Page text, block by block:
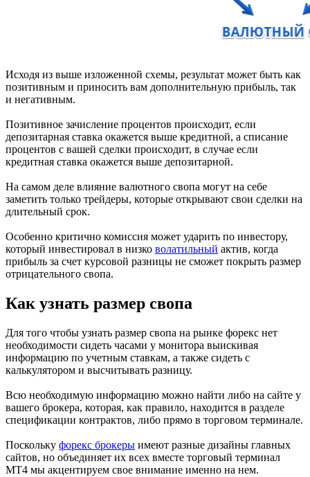
Исходя из выше изложенной схемы, результат может быть как
позитивным и приносить вам дополнительную прибыль, так
и негативным.
Позитивное зачисление процентов происходит, если
депозитарная ставка окажется выше кредитной, а списание
процентов с вашей сделки происходит, в случае если
кредитная ставка окажется выше депозитарной.
На самом деле влияние валютного свопа могут на себе
заметить только трейдеры, которые открывают свои сделки на
длительный срок.
Особенно критично комиссия может ударить по инвестору,
который инвестировал в низко волатильный актив, когда
прибыль за счет курсовой разницы не сможет покрыть размер
отрицательного свопа.
Как узнать размер свопа
Для того чтобы узнать размер свопа на рынке форекс нет
необходимости сидеть часами у монитора выискивая
информацию по учетным ставкам, а также сидеть с
калькулятором и высчитывать разницу.
Всю необходимую информацию можно найти либо на сайте у
вашего брокера, которая, как правило, находится в разделе
спецификации контрактов, либо прямо в торговом терминале.
Поскольку форекс брокеры имеют разные дизайны главных
сайтов, но объединяет их всех вместе торговый терминал
МТ4 мы акцентируем свое внимание именно на нем.